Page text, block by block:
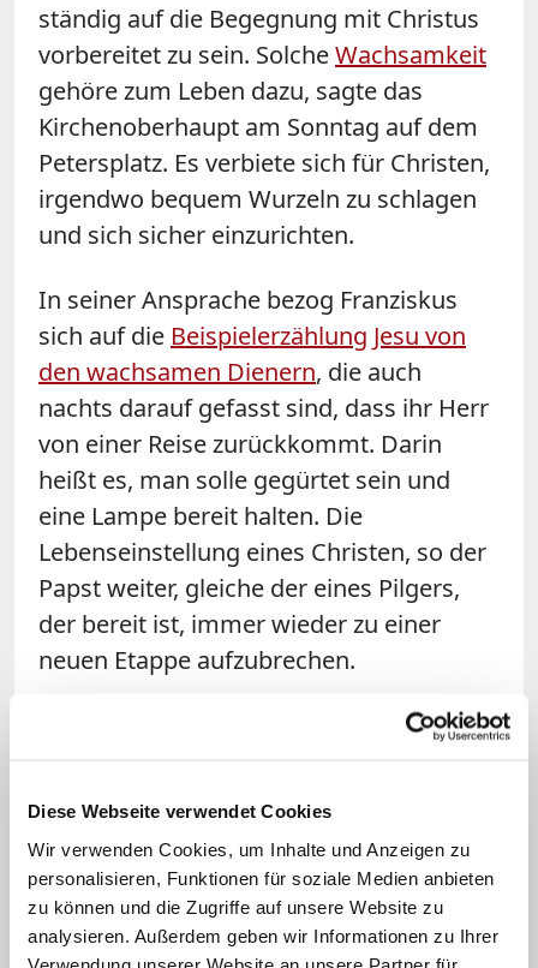
Diese Webseite verwendet Cookies
Wir verwenden Cookies, um Inhalte und Anzeigen zu
personalisieren, Funktionen für soziale Medien anbieten
zu können und die Zugriffe auf unsere Website zu
analysieren. Außerdem geben wir Informationen zu Ihrer
Verwendung unserer Website an unsere Partner für
ständig auf die Begegnung mit Christus
vorbereitet zu sein. SolcheWachsamkeit
gehöre zum Leben dazu, sagte das
Kirchenoberhaupt am Sonntag auf dem
Petersplatz. Es verbiete sich für Christen,
irgendwo bequem Wurzeln zu schlagen
und sich sicher einzurichten.
In seiner Ansprache bezog Franziskus
sich auf die Beispielerzählung Jesu von
den wachsamen Dienern, die auch
nachts darauf gefasst sind, dass ihr Herr
von einer Reise zurückkommt. Darin
heißt es, man solle gegürtet sein und
eine Lampe bereit halten. Die
Lebenseinstellung eines Christen, so der
Papst weiter, gleiche der eines Pilgers,
der bereit ist, immer wieder zu einer
neuen Etappe aufzubrechen.
das Leben nichts Statisches ist, sondern
immer etwas Neues bereit halten kann,
so der Papst weiter: "Denn Gott ist ein
Gott des Neuen – des wahrhaftig Neuen".